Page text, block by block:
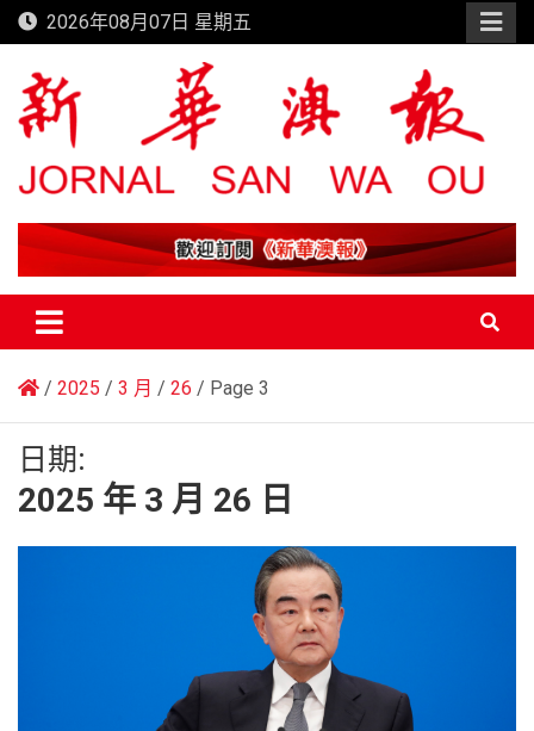
Skip
to
content
2026年08月07日 星期五
新華澳報
2025 3 月 26 Page 3
日期:
2025 年 3 月 26 日